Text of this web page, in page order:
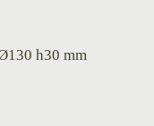
h30 mm